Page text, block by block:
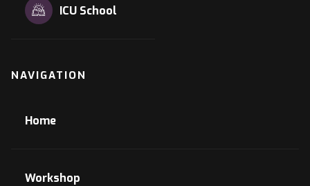
ICU School
NAVIGATION
Home
Workshop